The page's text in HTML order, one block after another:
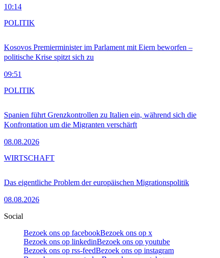
10:14
Kosovos Premierminister im Parlament mit Eiern beworfen –
politische Krise spitzt sich zu
09:51
POLITIK
Spanien führt Grenzkontrollen zu Italien ein, während sich die
Konfrontation um die Migranten verschärft
08.08.2026
POLITIK
Das eigentliche Problem der europäischen Migrationspolitik
08.08.2026
WIRTSCHAFT
Social
Bezoek ons op facebookBezoek ons op x
Bezoek ons op linkedinBezoek ons op youtube
Bezoek ons op rss-feedBezoek ons op instagram